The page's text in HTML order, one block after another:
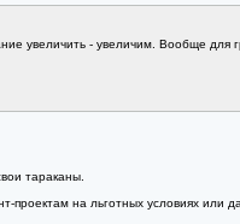
- увеличим. Вообще для
тараканы.
на льготных условиях или